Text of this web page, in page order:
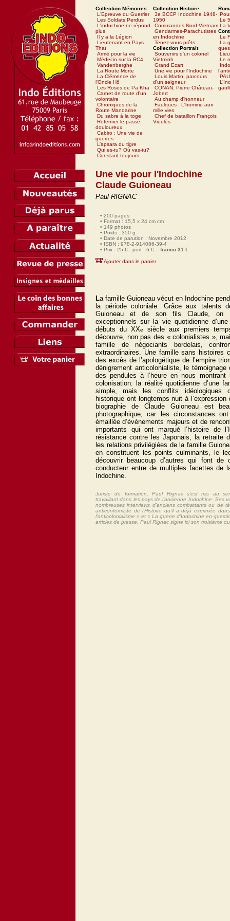
Collection Mémoires
L'Epreuve du Guerrier
Les Soldats Perdus
L'indochine ne répond
plus
Il y a la Légion
Lieutenant en Pays
Thaï
Armé pour la vie
Médecin sur la RC4
Vandenberghe
La Route Morte
La Clémence de
l’Oncle Hô
Les Roses de Pa Kha
Carnet de route d'un
volontaire
Chroniques de la
Route Mandarine
Du sabre à la toge
Refermer le passé
douloureux
Cabiro : Une vie de
guerres
L’apsara du tigre
Qui es-tu? Où vas-tu?
Constant toujours
Collection Histoire
3e BCCP Indochine 1948-
1950
Commandos Nord-Vietnam
Gendarmes-Parachutistes
en Indochine
Tenez-vous prêts…
Collection Portrait
Souvenirs d'un colonel
Vietminh
Grand Ecart
Une vie pour l'Indochine
Louis Martin, parcours
d'un seigneur
CONAN, Pierre Château-
Jobert
Au champ d'honneur
Faulques : L'homme aux
mille vies
Chef de bataillon François
Vieulès
Le
La
Le
La
Le
Une vie pour l'Indochine
Claude Guioneau
Paul RIGNAC
• 200 pages
• Format : 15,5 x 24 cm cm
• 149 photos
• Poids : 350 g
• Date de parution : Novembre 2012
• ISBN : 978-2-914086-39-4
• Prix : 25 € - port : 6 € = franco 31 €
Ajouter dans le panier
La famille Guioneau vécut en Indochine
la période coloniale. Grâce aux talents
Guioneau et de son fils Claude, on
exceptionnels sur la vie quotidienne
débuts du XXe
siècle aux premiers
découvre, non pas des « colonialistes »,
famille de négociants bordelais,
extraordinaires. Une famille sans histoires
des excès de l’apologétique de l’empire
dénigrement anticolonialiste, le témoignage
des pendules à l’heure en nous
colonisation: la réalité quotidienne d’une
simple, mais les conflits idéologiques
historique ont longtemps nuit à
biographie de Claude Guioneau est
photographique, car les circonstances
émaillée d’évènements majeurs et de
importants qui ont marqué l’histoire de
résistance contre les Japonais, la retraite
les relations privilégiées de la famille
en constituent les points culminants, le
découvrir beaucoup d’autres qui font
conducteur entre de multiples facettes de
Indochine.
Juriste de formation, Paul Rignac s’est mis au
travaillant dans les pays de l’ancienne Indochine. Ses
nombreuses interviews d’anciens combattants ou de
anticonformiste de l’Histoire qu’il a déjà exprimée
l’anticolonialisme » et « La guerre d’Indochine en
articles de presse. Paul Rignac signe ici son troisième